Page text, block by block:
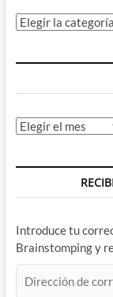
Categorías
Archivos
Introduce tu
Brainstomping y
de